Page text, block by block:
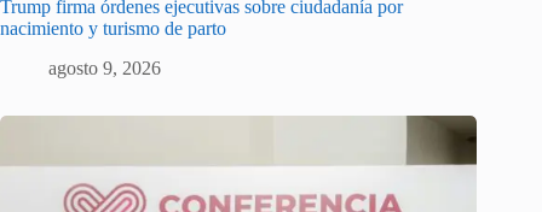
Trump firma órdenes ejecutivas sobre ciudadanía por
nacimiento y turismo de parto
agosto 9, 2026